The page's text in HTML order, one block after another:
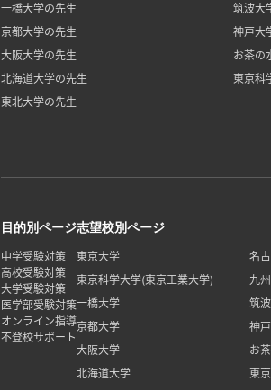
一橋大学の先生
筑波大
京都大学の先生
神戸大
大阪大学の先生
お茶の
北海道大学の先生
東京科
東北大学の先生
目的別ページ
中学受験対策
高校受験対策
大学受験対策
医学部受験対策
オンライン指導
不登校サポート
志望校別ページ
東京大学
名
東京科学大学(東京工業大学)
九
一橋大学
筑
京都大学
神
大阪大学
お
北海道大学
東